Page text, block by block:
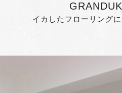
イカしたフローリング